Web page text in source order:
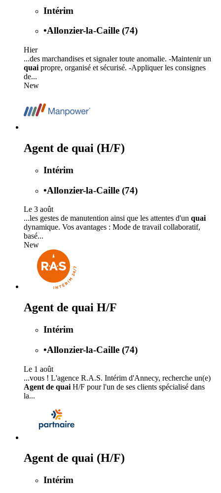
Intérim
•Allonzier-la-Caille (74)
Hier
...des marchandises et signaler toute anomalie. -Maintenir un
quai propre, organisé et sécurisé. -Appliquer les consignes
de...
New
Agent de quai (H/F)
Intérim
•Allonzier-la-Caille (74)
Le 3 août
...les gestes de manutention ainsi que les attentes d'un quai
dynamique. Vos avantages : Mode de travail collaboratif,
basé...
New
Agent de quai H/F
Intérim
•Allonzier-la-Caille (74)
Le 1 août
...vous ! L'agence R.A.S. Intérim d'Annecy, recherche un(e)
Agent de quai H/F pour l'un de ses clients spécialisé dans
la...
Agent de quai (H/F)
Intérim